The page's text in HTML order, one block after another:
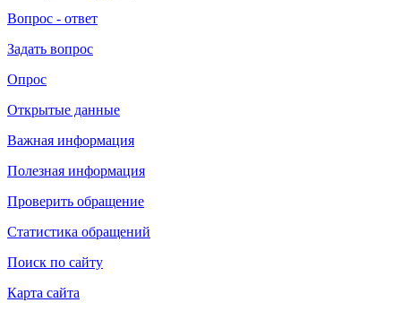
Вопрос - ответ
Задать вопрос
Опрос
Открытые данные
Важная информация
Полезная информация
Проверить обращение
Статистика обращений
Поиск по сайту
Карта сайта